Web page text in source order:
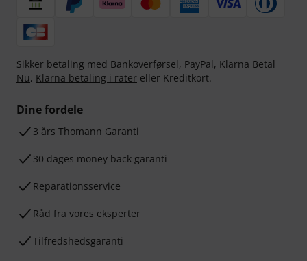
Sikker betaling med Bankoverførsel, PayPal, Klarna Betal
Nu, Klarna betaling i rater eller Kreditkort.
Dine fordele
3 års Thomann Garanti
30 dages money back garanti
Reparationsservice
Råd fra vores eksperter
Tilfredshedsgaranti